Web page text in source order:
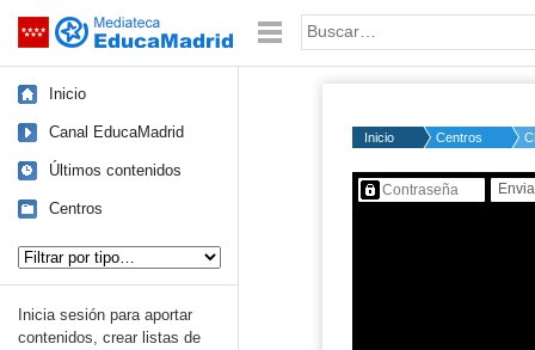
Saltar navegación Palabra o frase:
Inicio
Canal EducaMadrid
Últimos contenidos
Centros
Inicia sesión para aportar
contenidos, crear listas de
Inicio Centros
Contenido protegido…